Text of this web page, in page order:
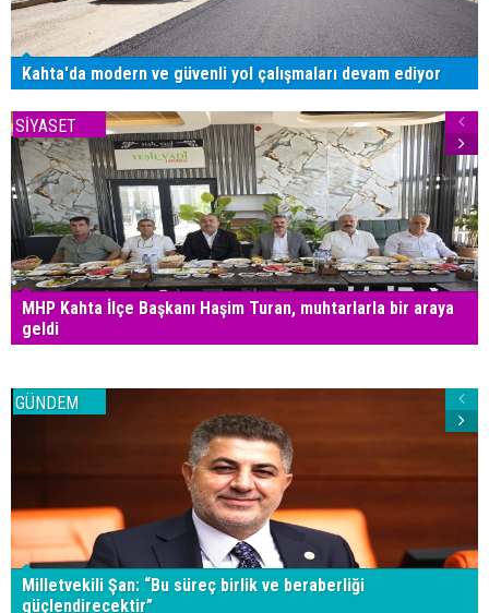
Kahta'da modern ve güvenli yol çalışmaları devam ediyor
SİYASET
MHP Kahta İlçe Başkanı Haşim Turan, muhtarlarla bir araya
geldi
GÜNDEM
Milletvekili Şan: “Bu süreç birlik ve beraberliği
güçlendirecektir”